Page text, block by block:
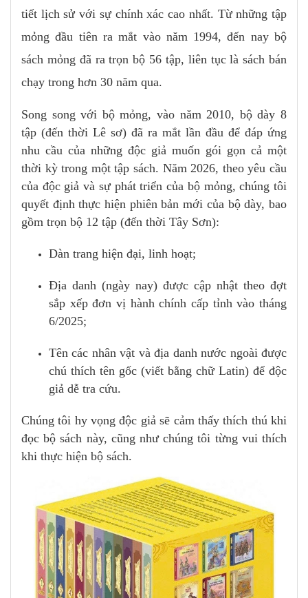
tiết lịch sử với sự chính xác cao nhất. Từ những tập
mỏng đầu tiên ra mắt vào năm 1994, đến nay bộ
sách mỏng đã ra trọn bộ 56 tập, liên tục là sách bán
chạy trong hơn 30 năm qua.
Song song với bộ mỏng, vào năm 2010, bộ dày 8
tập (đến thời Lê sơ) đã ra mắt lần đầu để đáp ứng
nhu cầu của những độc giả muốn gói gọn cả một
thời kỳ trong một tập sách. Năm 2026, theo yêu cầu
của độc giả và sự phát triển của bộ mỏng, chúng tôi
quyết định thực hiện phiên bản mới của bộ dày, bao
gồm trọn bộ 12 tập (đến thời Tây Sơn):
Dàn trang hiện đại, linh hoạt;
Địa danh (ngày nay) được cập nhật theo đợt
sắp xếp đơn vị hành chính cấp tỉnh vào tháng
6/2025;
Tên các nhân vật và địa danh nước ngoài được
chú thích tên gốc (viết bằng chữ Latin) để độc
giả dễ tra cứu.
Chúng tôi hy vọng độc giả sẽ cảm thấy thích thú khi
đọc bộ sách này, cũng như chúng tôi từng vui thích
khi thực hiện bộ sách.